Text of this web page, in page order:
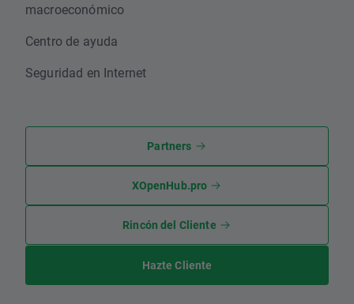
macroeconómico
Centro de ayuda
Seguridad en Internet
Partners
XOpenHub.pro
Rincón del Cliente
Hazte Cliente